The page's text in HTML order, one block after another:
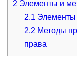
2 Элементы и
2.1 Элементы
2.2 Методы
права